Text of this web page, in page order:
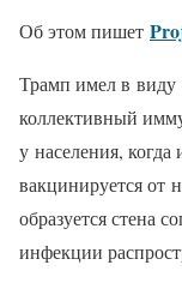
Об этом пишет
Трамп имел в
коллективный
у населения,
вакцинируется от
образуется стена
инфекции